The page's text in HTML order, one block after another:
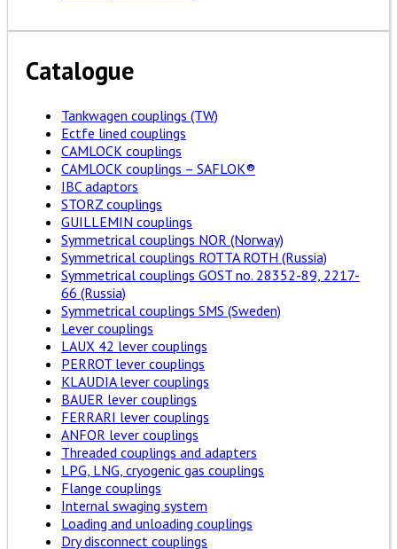
Catalogue
Tankwagen couplings (TW)
Ectfe lined couplings
CAMLOCK couplings
CAMLOCK couplings – SAFLOK®
IBC adaptors
STORZ couplings
GUILLEMIN couplings
Symmetrical couplings NOR (Norway)
Symmetrical couplings ROTTA ROTH (Russia)
Symmetrical couplings GOST no. 28352-89, 2217-
66 (Russia)
Symmetrical couplings SMS (Sweden)
Lever couplings
LAUX 42 lever couplings
PERROT lever couplings
KLAUDIA lever couplings
BAUER lever couplings
FERRARI lever couplings
ANFOR lever couplings
Threaded couplings and adapters
LPG, LNG, cryogenic gas couplings
Flange couplings
Internal swaging system
Loading and unloading couplings
Dry disconnect couplings